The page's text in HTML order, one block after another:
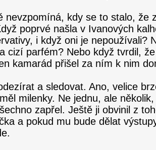
nevzpomíná, kdy se to stalo, že
poprvé našla v Ivanových
i když oni je nepoužívali?
cizí parfém? Nebo když tvrdil,
kamarád přišel za ním k nim
a sledovat. Ano, velice
milenky. Ne jednu, ale
zapřel. Ještě ji obvinil z
a pokud mu bude dělat